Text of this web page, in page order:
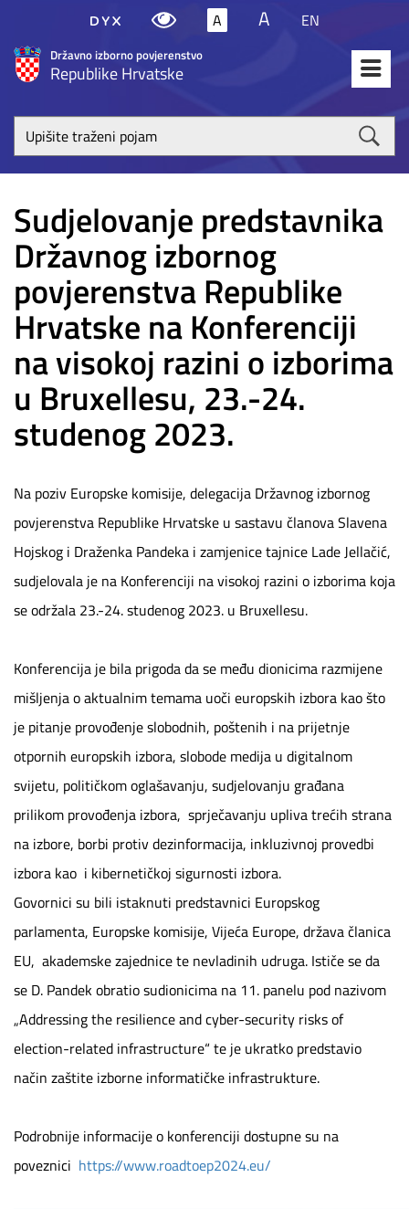
Državno izborno povjerenstvo
Republike Hrvatske
A A EN
Upišite
traženi
Sudjelovanje predstavnika
Državnog izbornog
povjerenstva Republike
Hrvatske na Konferenciji
na visokoj razini o izborima
u Bruxellesu, 23.-24.
studenog 2023.
Na poziv Europske komisije, delegacija Državnog izbornog
povjerenstva Republike Hrvatske u sastavu članova Slavena
Hojskog i Draženka Pandeka i zamjenice tajnice Lade Jellačić,
sudjelovala je na Konferenciji na visokoj razini o izborima koja
se održala 23.-24. studenog 2023. u Bruxellesu.
Konferencija je bila prigoda da se među dionicima razmijene
mišljenja o aktualnim temama uoči europskih izbora kao što
je pitanje provođenje slobodnih, poštenih i na prijetnje
otpornih europskih izbora, slobode medija u digitalnom
svijetu, političkom oglašavanju, sudjelovanju građana
prilikom provođenja izbora, sprječavanju upliva trećih strana
na izbore, borbi protiv dezinformacija, inkluzivnoj provedbi
izbora kao i kibernetičkoj sigurnosti izbora.
Govornici su bili istaknuti predstavnici Europskog
parlamenta, Europske komisije, Vijeća Europe, država članica
EU, akademske zajednice te nevladinih udruga. Ističe se da
se D. Pandek obratio sudionicima na 11. panelu pod nazivom
„Addressing the resilience and cyber-security risks of
election-related infrastructure“ te je ukratko predstavio
način zaštite izborne informatičke infrastrukture.
Podrobnije informacije o konferenciji dostupne su na
poveznici https://www.roadtoep2024.eu/